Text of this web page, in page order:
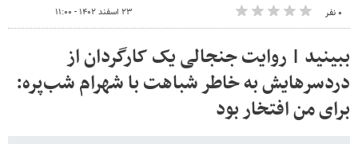
۰ نفر ۲۳ اسفند ۱۴۰۲ - ۱۱:۰۰
ببینید | روایت جنجالی یک کارگردان از
دردسرهایش به خاطر شباهت با شهرام شب‌پره:
برای من افتخار بود